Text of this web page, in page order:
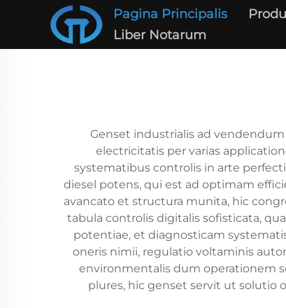
Pagina Principalis
Liber Notarum
Genset industrialis ad
electricitatis per varias
systematibus controlis in arte
diesel potens, qui est ad optimam
avancato et structura munita, hic
tabula controlis digitalis sofisticata,
potentiae, et diagnosticam
oneris nimii, regulatio voltaminis
environmentalis dum operationem
plures, hic genset servit ut solutio